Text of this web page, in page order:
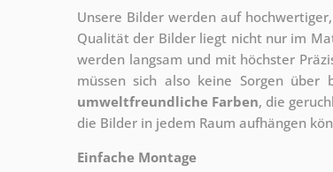
Unsere Bilder werden auf
Qualität der Bilder liegt nicht nur im
werden langsam und mit höchster
müssen sich also keine Sorgen über
umweltfreundliche Farben, die
die Bilder in jedem Raum aufhängen
Einfache Montage